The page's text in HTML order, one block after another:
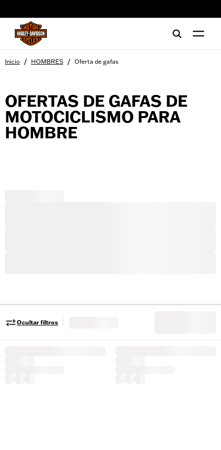
Inicio / HOMBRES / Oferta de gafas
OFERTAS DE GAFAS DE
MOTOCICLISMO PARA
HOMBRE
Ocultar filtros